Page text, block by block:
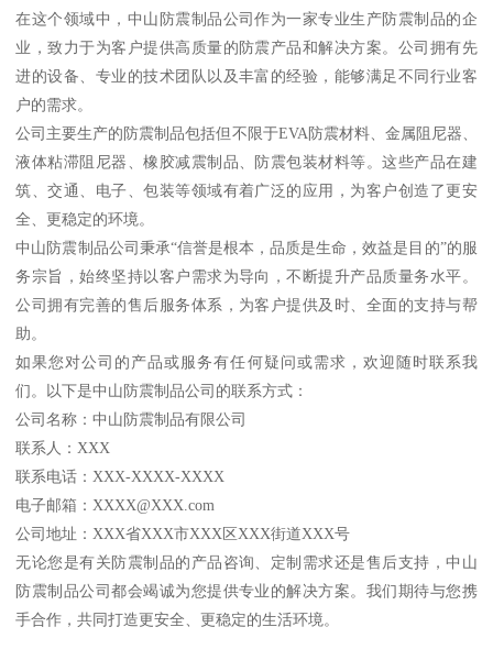
在这个领域中，中山防震制品公司作为一家专业生产防震制品的企
业，致力于为客户提供高质量的防震产品和解决方案。公司拥有先
进的设备、专业的技术团队以及丰富的经验，能够满足不同行业客
户的需求。
公司主要生产的防震制品包括但不限于EVA防震材料、金属阻尼器、
液体粘滞阻尼器、橡胶减震制品、防震包装材料等。这些产品在建
筑、交通、电子、包装等领域有着广泛的应用，为客户创造了更安
全、更稳定的环境。
中山防震制品公司秉承“信誉是根本，品质是生命，效益是目的”的服
务宗旨，始终坚持以客户需求为导向，不断提升产品质量务水平。
公司拥有完善的售后服务体系，为客户提供及时、全面的支持与帮
助。
如果您对公司的产品或服务有任何疑问或需求，欢迎随时联系我
们。以下是中山防震制品公司的联系方式：
公司名称：中山防震制品有限公司
联系人：XXX
联系电话：XXX-XXXX-XXXX
电子邮箱：XXXX@XXX.com
公司地址：XXX省XXX市XXX区XXX街道XXX号
无论您是有关防震制品的产品咨询、定制需求还是售后支持，中山
防震制品公司都会竭诚为您提供专业的解决方案。我们期待与您携
手合作，共同打造更安全、更稳定的生活环境。